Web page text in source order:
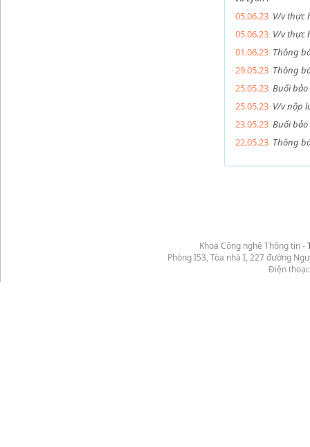
05.06.23 V/v thực
05.06.23 V/v thực
01.06.23 Thông
29.05.23 Thông
25.05.23 Buổi
25.05.23 V/v nộp
23.05.23 Buổi bảo
22.05.23 Thông
Khoa Công nghệ Thông tin -
Phòng I53, Tòa nhà I, 227 đường
Điện